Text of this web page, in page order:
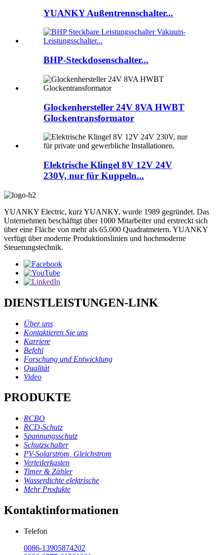
YUANKY Außentrennschalter...
BHP-Steckdosenschalter...
Glockenhersteller 24V 8VA HWBT
Glockentransformator
Elektrische Klingel 8V 12V 24V
230V, nur für Kuppeln...
YUANKY Electric, kurz YUANKY, wurde 1989 gegründet. Das
Unternehmen beschäftigt über 1000 Mitarbeiter und erstreckt sich
über eine Fläche von mehr als 65.000 Quadratmetern. YUANKY
verfügt über moderne Produktionslinien und hochmoderne
Steuerungstechnik.
DIENSTLEISTUNGEN-LINK
Über uns
Kontaktieren Sie uns
Karriere
Befehl
Forschung und Entwicklung
Qualität
Video
PRODUKTE
RCBO
RCD-Schutz
Spannungsschutz
Schutzschalter
PV-Solarstrom, Gleichstrom
Verteilerkasten
Timer & Zähler
Wasserdichte elektrische
Mehr Produkte
Kontaktinformationen
Telefon
0086-13905874202